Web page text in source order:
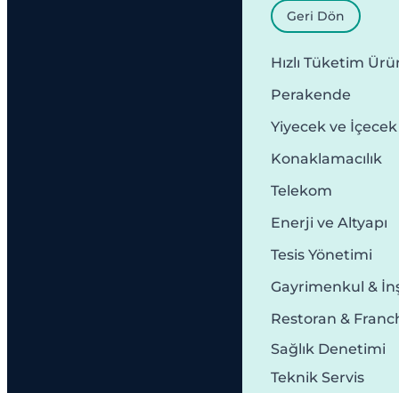
Geri Dön
Hızlı Tüketim
Perakende
Yiyecek ve İçecek
Konaklamacılık
Telekom
Enerji ve Altyapı
Tesis Yönetimi
Gayrimenkul &
Restoran &
Sağlık Denetimi
Teknik Servis